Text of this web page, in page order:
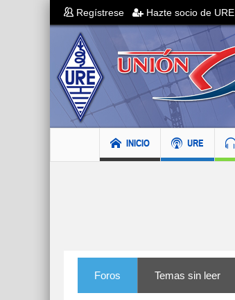
Regístrese Hazte socio de URE
INICIO URE
Foros Temas sin leer